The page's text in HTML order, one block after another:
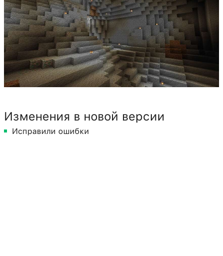
Изменения в новой версии
Исправили ошибки